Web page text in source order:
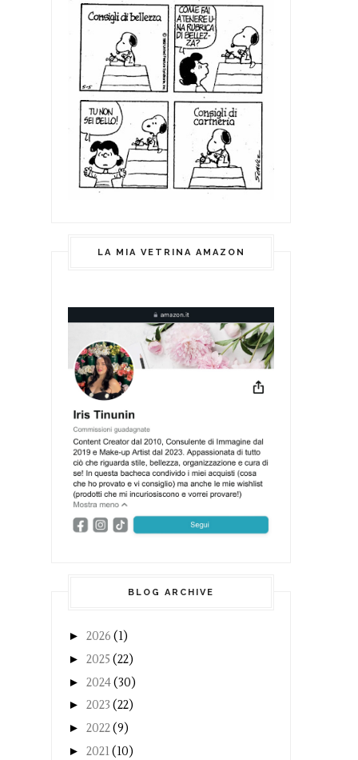
LA MIA VETRINA AMAZON
BLOG ARCHIVE
► 2026 (1)
► 2025 (22)
► 2024(30)
► 2023 (22)
► 2022(9)
► 2021(10)